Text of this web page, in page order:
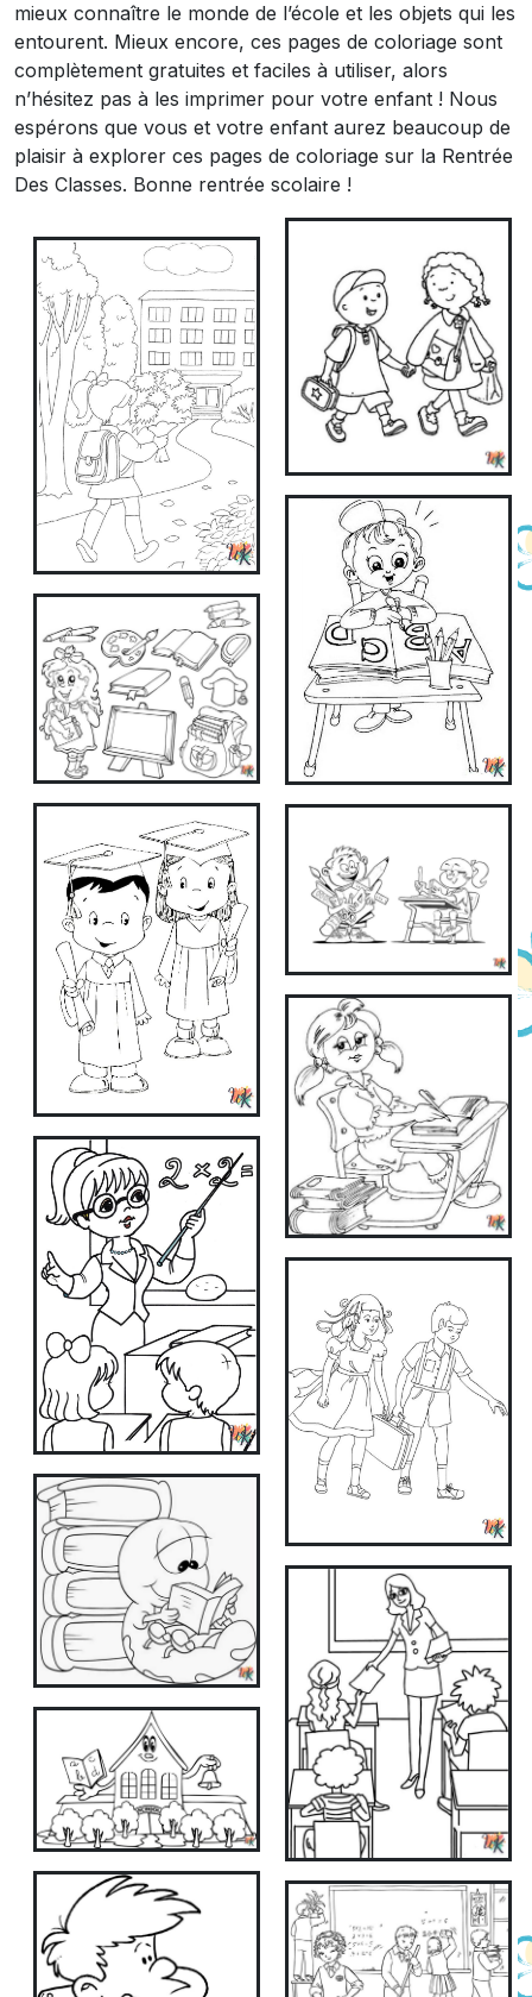
mieux connaître le monde de l’école et les objets qui les
entourent. Mieux encore, ces pages de coloriage sont
complètement gratuites et faciles à utiliser, alors
n’hésitez pas à les imprimer pour votre enfant ! Nous
espérons que vous et votre enfant aurez beaucoup de
plaisir à explorer ces pages de coloriage sur la Rentrée
Des Classes. Bonne rentrée scolaire !